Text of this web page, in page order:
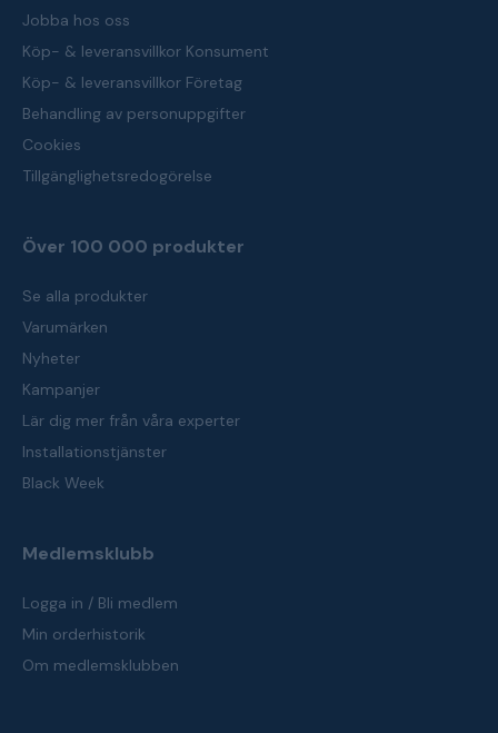
Jobba hos oss
Köp- & leveransvillkor Konsument
Köp- & leveransvillkor Företag
Behandling av personuppgifter
Cookies
Tillgänglighetsredogörelse
Över 100 000 produkter
Se alla produkter
Varumärken
Nyheter
Kampanjer
Lär dig mer från våra experter
Installationstjänster
Black Week
Medlemsklubb
Logga in / Bli medlem
Min orderhistorik
Om medlemsklubben